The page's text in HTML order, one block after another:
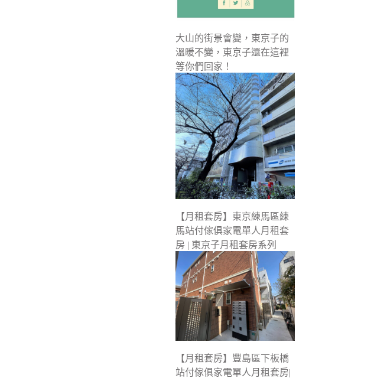
大山的街景會變，東京子的
溫暖不變，東京子還在這裡
等你們回家！
【月租套房】東京練馬區練
馬站付傢俱家電單人月租套
房 | 東京子月租套房系列
【月租套房】豐島區下板橋
站付傢俱家電單人月租套房|